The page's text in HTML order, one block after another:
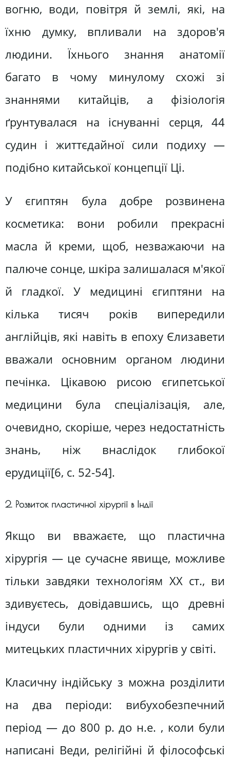
вогню, води, повітря й землі, які, на
їхню думку, впливали на здоров'я
людини. Їхнього знання анатомії
багато в чому минулому схожі зі
знаннями китайців, а фізіологія
ґрунтувалася на існуванні серця, 44
судин і життєдайної сили подиху —
подібно китайської концепції Ці.
У єгиптян була добре розвинена
косметика: вони робили прекрасні
масла й креми, щоб, незважаючи на
палюче сонце, шкіра залишалася м'якої
й гладкої. У медицині єгиптяни на
кілька тисяч років випередили
англійців, які навіть в епоху Єлизавети
вважали основним органом людини
печінка. Цікавою рисою єгипетської
медицини була спеціалізація, але,
очевидно, скоріше, через недостатність
знань, ніж внаслідок глибокої
ерудиції[6, c. 52-54].
2. Розвиток пластичної хірургії в Індії
Якщо ви вважаєте, що пластична
хірургія — це сучасне явище, можливе
тільки завдяки технологіям XX ст., ви
здивуєтесь, довідавшись, що древні
індуси були одними із самих
митецьких пластичних хірургів у світі.
Класичну індійську з можна розділити
на два періоди: вибухобезпечний
період — до 800 р. до н.е. , коли були
написані Веди, релігійні й філософські